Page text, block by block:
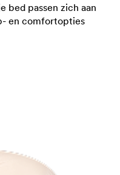
bed passen zich aan
en comfortopties